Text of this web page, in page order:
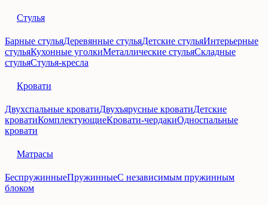
Стулья
Барные стульяДеревянные стульяДетские стульяИнтерьерные
стульяКухонные уголкиМеталлические стульяСкладные
стульяСтулья-кресла
Кровати
Двухспальные кроватиДвухъярусные кроватиДетские
кроватиКомплектующиеКровати-чердакиОдноспальные
кровати
Матрасы
БеспружинныеПружинныеС независимым пружинным
блоком